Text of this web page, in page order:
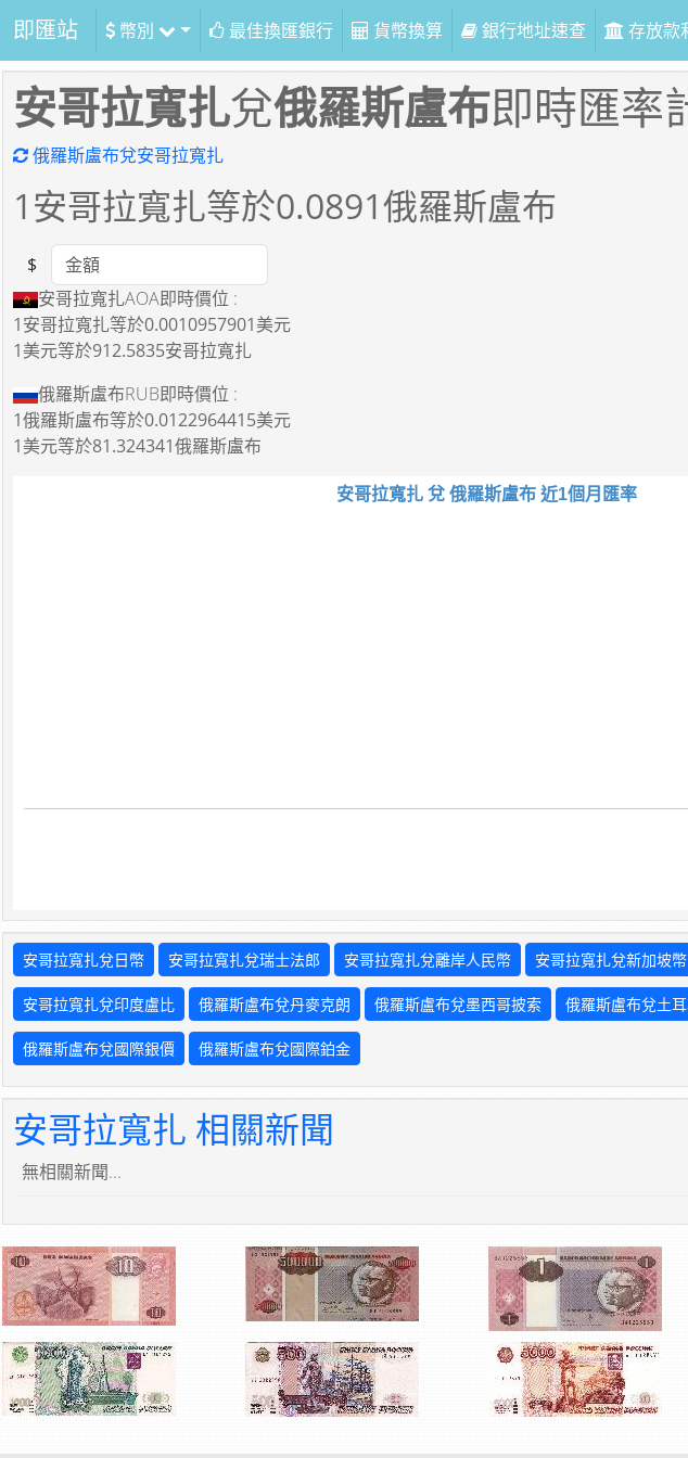
即匯站 幣別 最佳換匯銀行 貨幣換算 銀行地址速查 存放款
安哥拉寬扎兌俄羅斯盧布即時匯率
俄羅斯盧布兌安哥拉寬扎
1安哥拉寬扎等於0.0891俄羅斯盧布
Amount
$
安哥拉寬扎AOA即時價位 :
1安哥拉寬扎等於0.0010957901美元
1美元等於912.5835安哥拉寬扎
俄羅斯盧布RUB即時價位 :
1俄羅斯盧布等於0.0122964415美元
1美元等於81.324341俄羅斯盧布
安哥拉寬扎 兌 俄羅斯盧布 近1個月匯率
安哥拉寬扎兌日幣 安哥拉寬扎兌瑞士法郎 安哥拉寬扎兌離岸人民幣 安哥拉寬扎兌新加坡幣
安哥拉寬扎兌印度盧比 俄羅斯盧布兌丹麥克朗 俄羅斯盧布兌墨西哥披索 俄羅斯盧布兌土
俄羅斯盧布兌國際銀價 俄羅斯盧布兌國際鉑金
安哥拉寬扎 相關新聞
無相關新聞...